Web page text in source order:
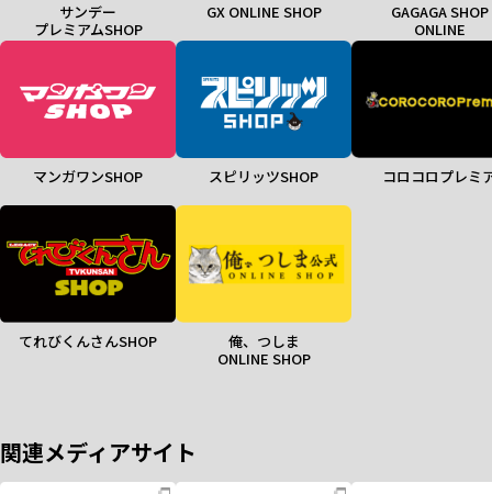
サンデー
プレミアムSHOP
GX ONLINE SHOP
GAGAGA SHOP
ONLINE
マンガワンSHOP スピリッツSHOP コロコロプレミ
てれびくんさんSHOP
俺、つしま
ONLINE SHOP
関連メディアサイト